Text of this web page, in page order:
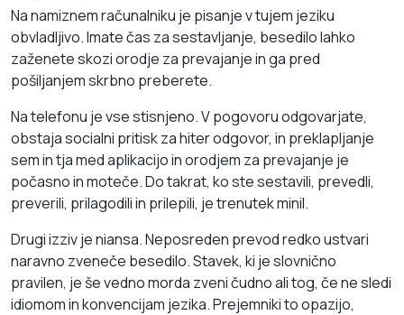
Na namiznem računalniku je pisanje v tujem jeziku
obvladljivo. Imate čas za sestavljanje, besedilo lahko
zaženete skozi orodje za prevajanje in ga pred
pošiljanjem skrbno preberete.
Na telefonu je vse stisnjeno. V pogovoru odgovarjate,
obstaja socialni pritisk za hiter odgovor, in preklapljanje
sem in tja med aplikacijo in orodjem za prevajanje je
počasno in moteče. Do takrat, ko ste sestavili, prevedli,
preverili, prilagodili in prilepili, je trenutek minil.
Drugi izziv je niansa. Neposreden prevod redko ustvari
naravno zveneče besedilo. Stavek, ki je slovnično
pravilen, je še vedno morda zveni čudno ali tog, če ne sledi
idiomom in konvencijam jezika. Prejemniki to opazijo,